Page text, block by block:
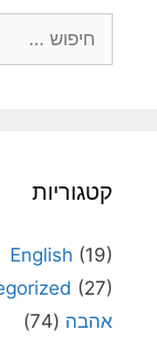
קטגוריות
English (19)
(27)
אהבה (74)